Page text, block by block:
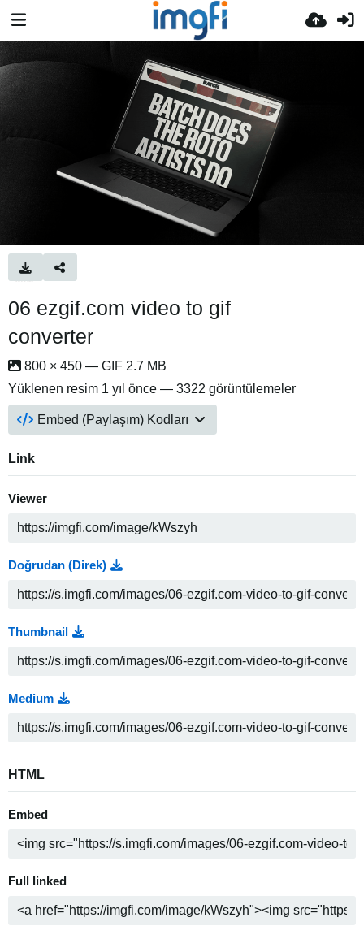
06 ezgif.com video to gif
converter
800 × 450 — GIF 2.7 MB
Yüklenen resim 1 yıl önce — 3322 görüntülemeler
Embed (Paylaşım) Kodları
Link
Viewer
Doğrudan (Direk)
Thumbnail
Medium
HTML
Embed
Full linked